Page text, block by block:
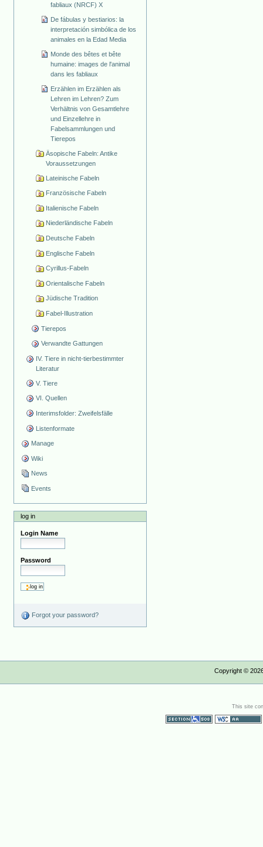
fabliaux (NRCF) X
De fábulas y bestiarios: la
interpretación simbólica de los
animales en la Edad Media
Monde des bêtes et bête
humaine: images de l'animal
dans les fabliaux
Erzählen im Erzählen als
Lehren im Lehren? Zum
Verhältnis von Gesamtlehre
und Einzellehre in
Fabelsammlungen und
Tierepos
Äsopische Fabeln: Antike
Voraussetzungen
Lateinische Fabeln
Französische Fabeln
Italienische Fabeln
Niederländische Fabeln
Deutsche Fabeln
Englische Fabeln
Cyrillus-Fabeln
Orientalische Fabeln
Jüdische Tradition
Fabel-Illustration
Tierepos
Verwandte Gattungen
IV. Tiere in nicht-tierbestimmter
Literatur
V. Tiere
VI. Quellen
Interimsfolder: Zweifelsfälle
Listenformate
Manage
Wiki
News
Events
log in
Login Name
Password
Forgot your password?
Copyright ©
This site